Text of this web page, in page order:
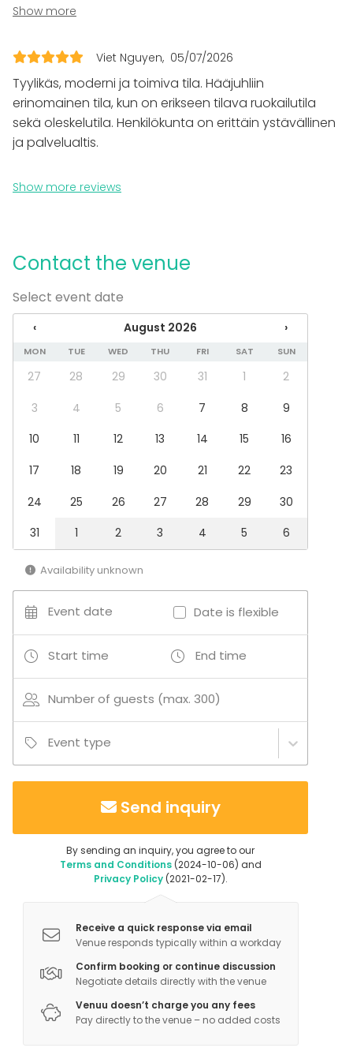
Meeting
Fair / Exhibition
Recreation
Cabin trip / Retreat
Experience / Activity
Christmas Party
Banquet hall
Party room
Activities
Cooking / Cocktail lessons
Tilasta löytyy dj/ääni- tai valoteknikon-tiski.
Tilassa myös inva-wc.
illalliseen 150 hlö:lle, keikkapaikaksi, berliinimäiseksi ug-
huoneineen oli todella viihtyisä ja kaunis. Häistämme
tuli sanalla sanoen eeppiset, suurkiitos Yellow Corner
Studio Vallilalle!
Show more
Viet Nguyen 05/07/2026
Tyylikäs, moderni ja toimiva tila. Hääjuhliin
erinomainen tila, kun on erikseen tilava ruokailutila
sekä oleskelutila. Henkilökunta on erittäin ystävällinen
ja palvelualtis.
Show more reviews
Contact the venue
Select event date
‹ August 2026 ›
MON TUE WED THU FRI SAT SUN
27 28 29 30 31 1
2
3
4 5 6 7 8
9
10
11 12 13 14 15
16
17
18 19 20 21 22
23
24
25 26 27 28 29
30
31
1 2 3 4 5 6
Availability unknown
Event date Date is flexible
Start time End time
Number of guests (max. 300)
Event type
Send inquiry
By sending an inquiry, you agree to our
Terms and Conditions(2024-10-06) and
Privacy Policy(2021-02-17).
Receive a quick response via email
Venue responds typically within a workday
Confirm booking or continue discussion
Negotiate details directly with the venue
Venuu doesn’t charge you any fees
Pay directly to the venue – no added costs